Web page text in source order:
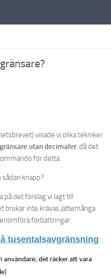
visade vi olika tekniker
utan decimaler, då det
för detta.
knapp?
på det förslag vi lagt till
brukar inte krävas jättemånga
förbättringar.
tusentalsavgränsning
användare, det räcker att vara